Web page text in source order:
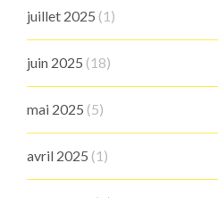
juillet 2025 (1)
juin 2025 (18)
mai 2025 (5)
avril 2025 (1)